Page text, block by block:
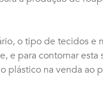
o tipo de tecidos e
e para contornar esta
plástico na venda ao